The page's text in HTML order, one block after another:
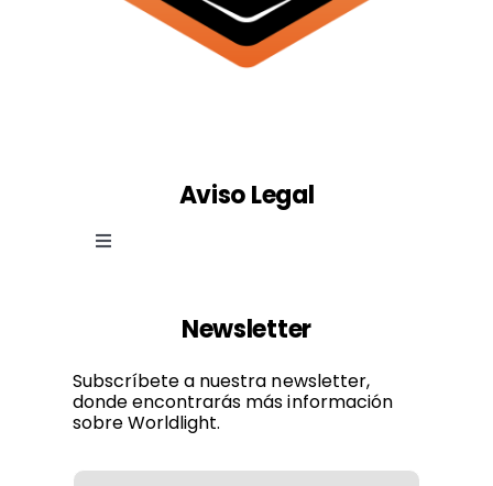
Aviso Legal
Toggle
Política de privacidad
Newsletter
Subscríbete a nuestra newsletter,
donde encontrarás más información
sobre Worldlight.